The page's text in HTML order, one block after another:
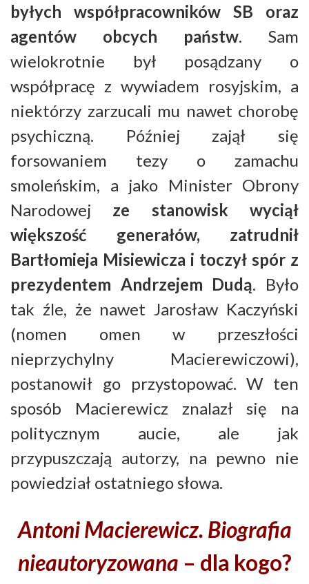
byłych współpracowników SB oraz
agentów obcych państw. Sam
wielokrotnie był posądzany o
współpracę z wywiadem rosyjskim, a
niektórzy zarzucali mu nawet chorobę
psychiczną. Później zajął się
forsowaniem tezy o zamachu
smoleńskim, a jako Minister Obrony
Narodowej ze stanowisk wyciął
większość generałów, zatrudnił
Bartłomieja Misiewicza i toczył spór z
prezydentem Andrzejem Dudą. Było
tak źle, że nawet Jarosław Kaczyński
(nomen omen w przeszłości
nieprzychylny Macierewiczowi),
postanowił go przystopować. W ten
sposób Macierewicz znalazł się na
politycznym aucie, ale jak
przypuszczają autorzy, na pewno nie
powiedział ostatniego słowa.
Antoni Macierewicz. Biografia
nieautoryzowana – dla kogo?